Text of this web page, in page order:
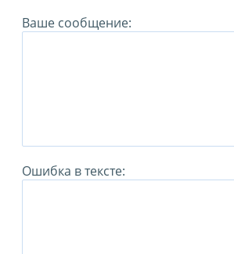
Ваше сообщение:
Ошибка в тексте: